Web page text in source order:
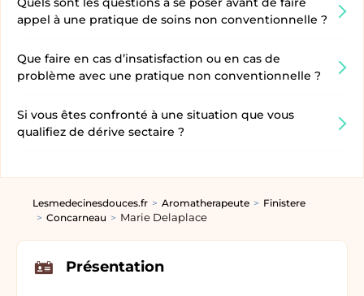
appel à une pratique de soins non conventionnelle ?
Que faire en cas d’insatisfaction ou en cas de
problème avec une pratique non conventionnelle ?
Si vous êtes confronté à une situation que vous
qualifiez de dérive sectaire ?
Lesmedecinesdouces.fr Aromatherapeute
Finistere
Concarneau
Marie Delaplace
Présentation